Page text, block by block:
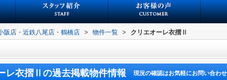
阪店・近鉄八尾店・鶴橋店 > 物件一覧 > クリエオーレ衣摺Ⅱ
レ衣摺Ⅱ の過去掲載物件情報 現況の確認はお気軽にお問い合わせ